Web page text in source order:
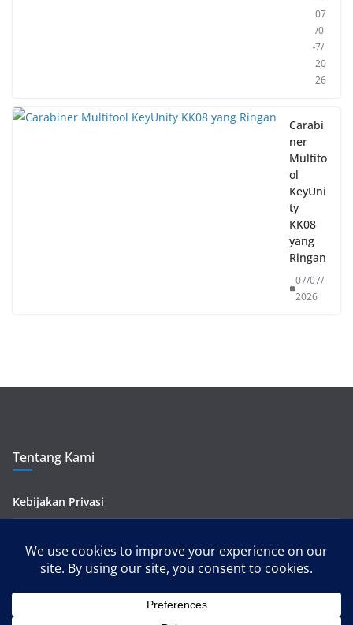
07
/0
7/
20
26
Carabi
ner
Multito
ol
KeyUni
ty
KK08
yang
Ringan
07/07/
2026
Tentang Kami
Kebijakan Privasi
Pedoman Media Siber